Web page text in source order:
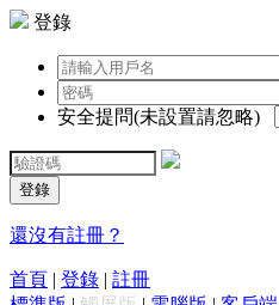
登錄
安全提問(未設置請忽略)
登錄
還沒有註冊？
首頁 | 登錄 | 註冊